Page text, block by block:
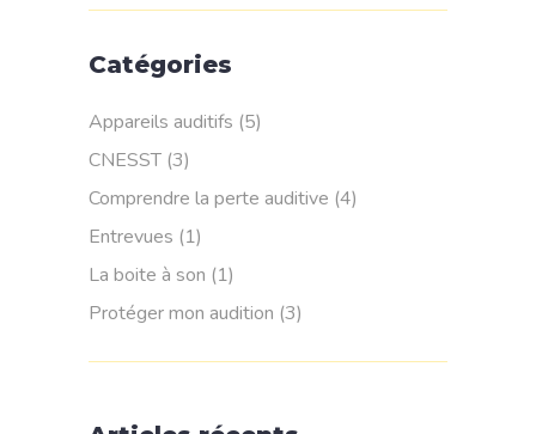
Catégories
Appareils auditifs (5)
CNESST (3)
Comprendre la perte auditive (4)
Entrevues (1)
La boite à son (1)
Protéger mon audition (3)